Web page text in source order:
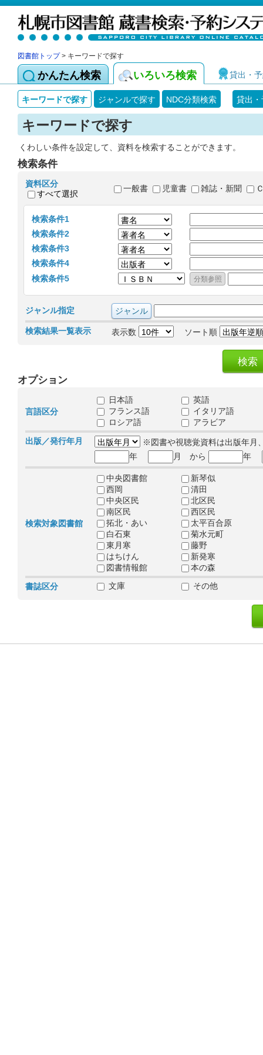
図書館トップ> キーワードで探す
かんたん検索 いろいろ検索 貸出・
キーワードで探す ジャンルで探す NDC分類検索 貸出
キーワードで探す
くわしい条件を設定して、資料を検索することができます。
検索条件
資料区分
すべて選択
一般書 児童書 雑誌・新聞
検索条件1
検索条件2
検索条件3
検索条件4
検索条件5
ジャンル指定
検索結果一覧表示 表示数 ソート順
オプション
言語区分
日本語
英語
フランス語
イタリア語
ロシア語
アラビア
出版／発行年月
※図書や視聴覚資料は出版年月
年
月 から 年
検索対象図書館
中央図書館
新琴似
西岡
清田
中央区民
北区民
南区民
西区民
拓北・あい
太平百合原
白石東
菊水元町
東月寒
藤野
はちけん
新発寒
図書情報館
本の森
書誌区分
文庫 その他